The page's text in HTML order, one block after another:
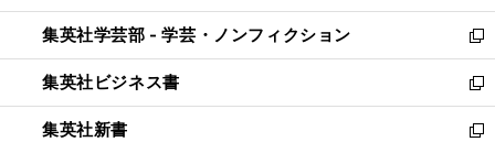
開
く
ウ
で
開
く
ン
ド
ウ
で
開
く
ウ
ィ
ン
ド
ウ
で
集英社学芸部 - 学芸・ノンフィクション
新
し
い
ウ
ィ
集英社ビジネス書
新
し
い
集英社新書
新